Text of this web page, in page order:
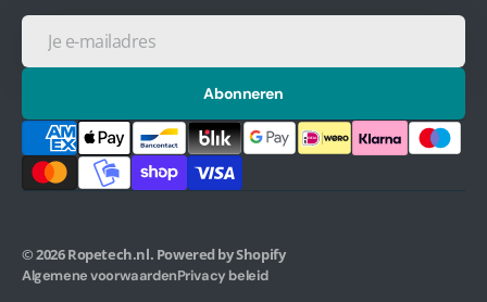
Je
mailadres
Abonneren
© 2026Ropetech.nl. Powered by Shopify
Algemene voorwaardenPrivacy beleid